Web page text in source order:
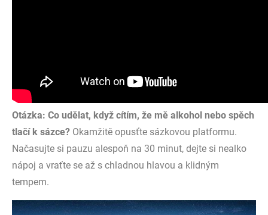
Otázka: Co udělat, když cítím, že mě alkohol nebo spěch
tlačí k sázce? Okamžitě opusťte sázkovou platformu.
Načasujte si pauzu alespoň na 30 minut, dejte si nealko
nápoj a vraťte se až s chladnou hlavou a klidným
tempem.